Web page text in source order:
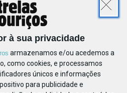
à sua privacidade
armazenamos e/ou acedemos a
como cookies, e processamos
únicos e informações
para publicidade e